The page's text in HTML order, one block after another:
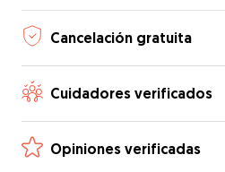
Cancelación gratuita
Cuidadores verificados
Opiniones verificadas